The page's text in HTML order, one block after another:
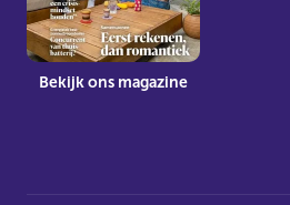
Bekijk ons magazine